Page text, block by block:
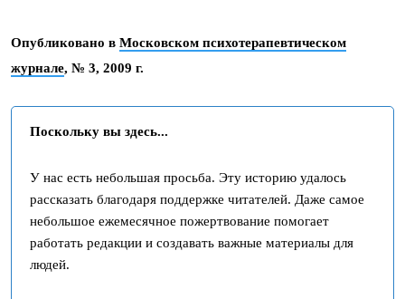
Опубликовано в Московском психотерапевтическом
журнале, № 3, 2009 г.
Поскольку вы здесь...
У нас есть небольшая просьба. Эту историю удалось
рассказать благодаря поддержке читателей. Даже самое
небольшое ежемесячное пожертвование помогает
работать редакции и создавать важные материалы для
людей.